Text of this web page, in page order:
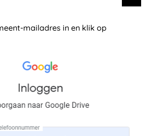
mailadres in en klik op